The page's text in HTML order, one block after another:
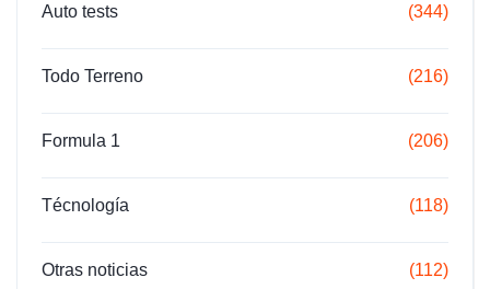
Auto tests (344)
Todo Terreno (216)
Formula 1 (206)
Técnología (118)
Otras noticias (112)